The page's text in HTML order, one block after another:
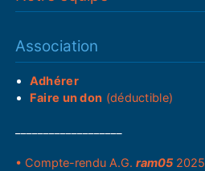
Association
Adhérer
Faire un don (déductible)
• Compte-rendu A.G.ram05 2025